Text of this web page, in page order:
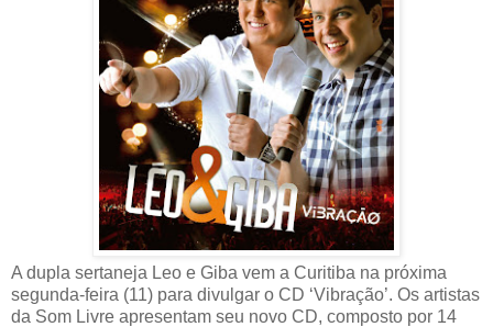
A dupla sertaneja Leo e Giba vem a Curitiba na próxima
segunda-feira (11) para divulgar o CD ‘Vibração’. Os artistas
da Som Livre apresentam seu novo CD, composto por 14